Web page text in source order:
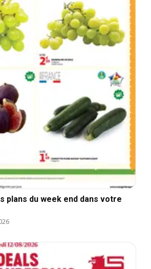
plans du week end dans votre